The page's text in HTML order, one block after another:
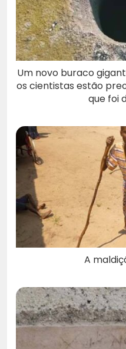
Um novo buraco
os cientistas estão
que foi
A